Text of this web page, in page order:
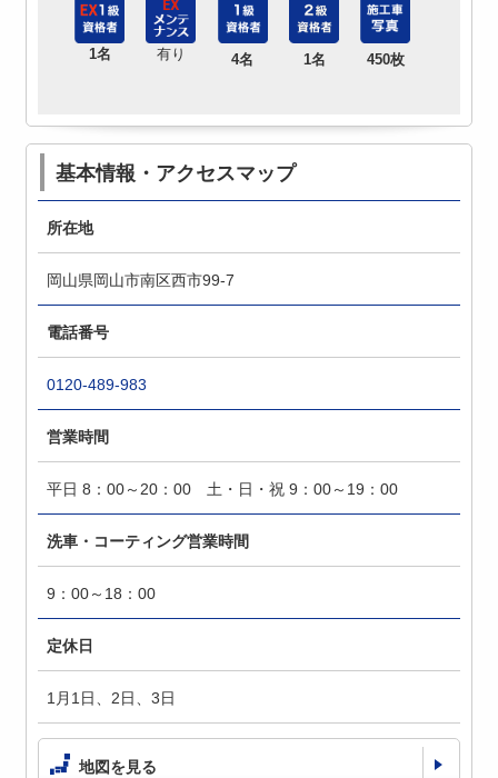
1名 有り 4名 1名 450枚
基本情報・アクセスマップ
所在地
岡山県岡山市南区西市99-7
電話番号
0120-489-983
営業時間
平日 8：00～20：00 土・日・祝 9：00～19：00
洗車・コーティング営業時間
9：00～18：00
定休日
1月1日、2日、3日
地図を見る